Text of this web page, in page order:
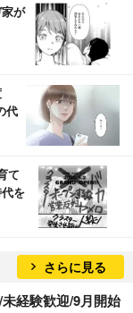
が
代
て
を
さらに見る
経験歓迎/9月開始